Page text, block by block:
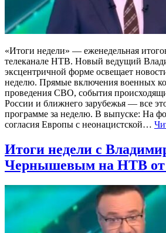
«Итоги недели» — еженедельная
телеканале НТВ. Новый ведущий
эксцентричной форме освещает
неделю. Прямые включения военных
проведения СВО, события
России и ближнего зарубежья — все
программе за неделю. В выпуске: На
согласия Европы с неонацистской…
Итоги недели с
Чернышевым на НТВ от